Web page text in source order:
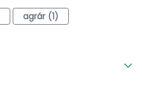
agrár (1)